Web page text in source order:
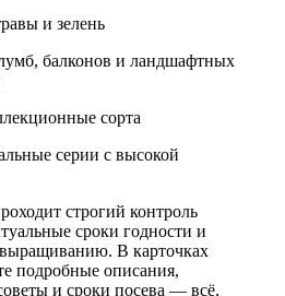
и зелень
балконов и ландшафтных
сорта
серии с высокой
строгий контроль
сроки годности и
В карточках
подробные описания,
и сроки посева — всё,